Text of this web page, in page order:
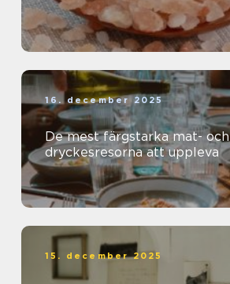
16. december 2025
De mest färgstarka mat- och
dryckesresorna att uppleva
15. december 2025